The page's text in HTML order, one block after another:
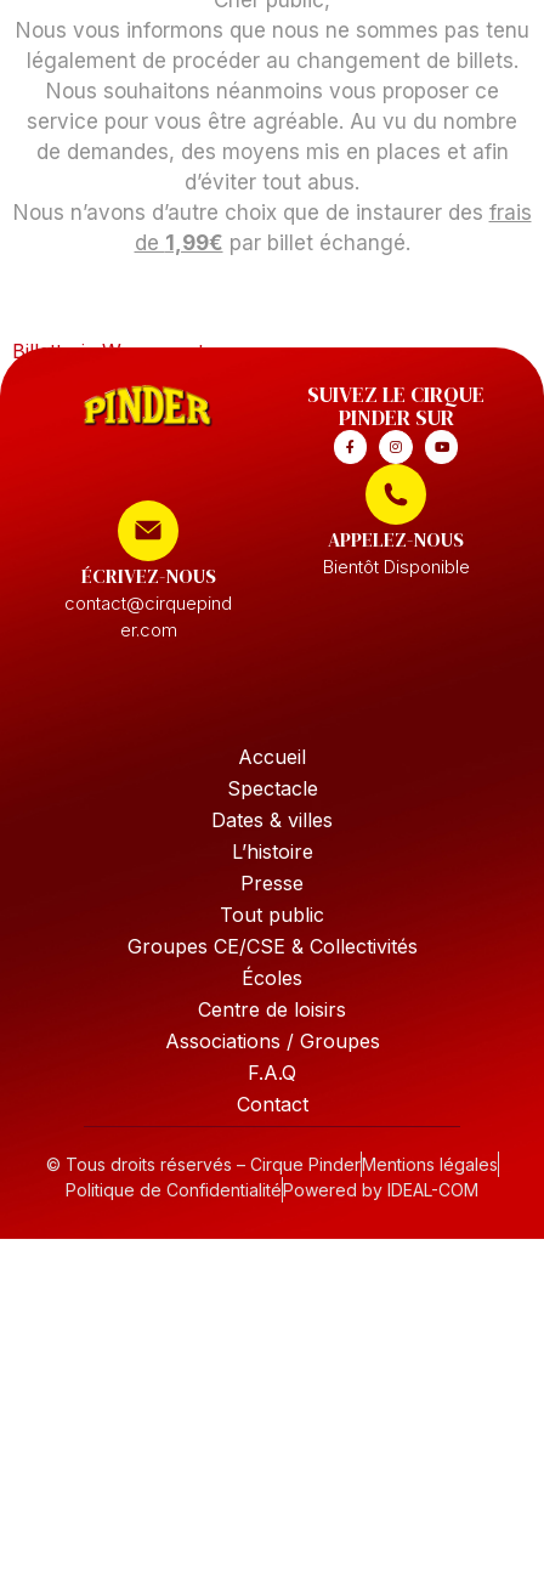
Nous vous informons que nous ne sommes pas tenu
légalement de procéder au changement de billets.
Nous souhaitons néanmoins vous proposer ce
service pour vous être agréable. Au vu du nombre
de demandes, des moyens mis en places et afin
d’éviter tout abus.
Nous n’avons d’autre choix que de instaurer des frais
de 1,99€ par billet échangé.
Billetterie Weezevent
SUIVEZ LE CIRQUE
PINDER SUR
ÉCRIVEZ-NOUS
contact@cirquepind
er.com
APPELEZ-NOUS
Bientôt Disponible
Accueil
Spectacle
Dates & villes
L’histoire
Presse
Tout public
Groupes CE/CSE & Collectivités
Écoles
Centre de loisirs
Associations / Groupes
F.A.Q
Contact
© Tous droits réservés – Cirque PinderMentions légales
Politique de ConfidentialitéPowered by IDEAL-COM